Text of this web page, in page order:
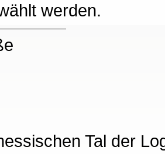
werden.
Tal der